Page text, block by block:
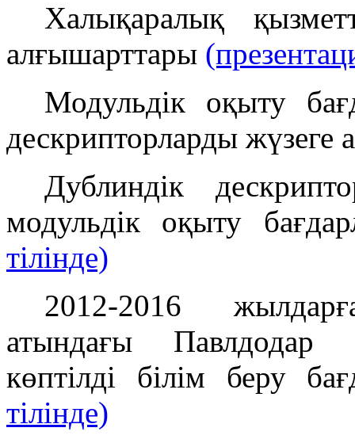
Халықаралық
алғышарттары
Модульдік оқыту
дескрипторларды жүзеге
Дублиндік
модульдік оқыту
тілінде)
2012-2016
атындағы Павлдодар
көптілді білім беру
тілінде)